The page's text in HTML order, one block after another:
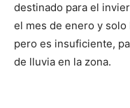
destinado para el
el mes de enero y solo
pero es insuficiente,
de lluvia en la zona.